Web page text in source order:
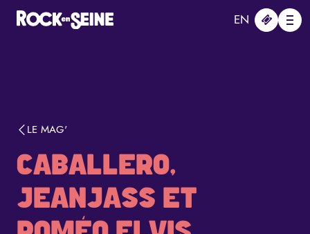
Aller au contenu principal
EN
LE MAG'
CABALLERO,
JEANJASS ET
Panneau de gestion des cookies